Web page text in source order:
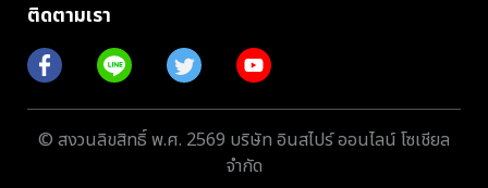
ติดตามเรา
© สงวนลิขสิทธิ์ พ.ศ. 2569 บริษัท อินสไปร์ ออนไลน์ โซเชียล
จำกัด